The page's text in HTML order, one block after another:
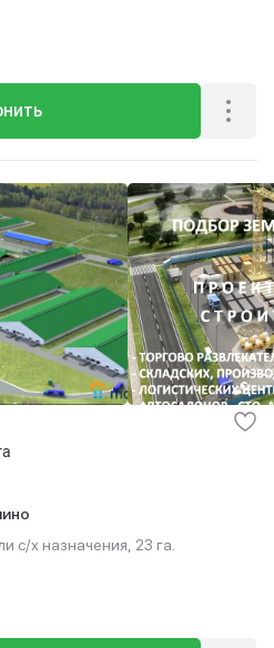
с/х назначения, 23 га.